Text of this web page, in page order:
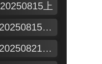
20250815上
20250815纯享版
20250821超前营业